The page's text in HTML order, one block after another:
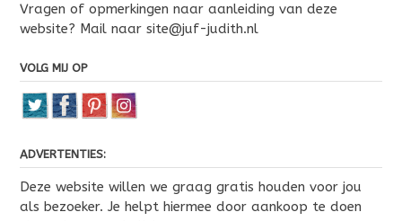
Vragen of opmerkingen naar aanleiding van deze
website? Mail naar site@juf-judith.nl
VOLG MIJ OP
ADVERTENTIES:
Deze website willen we graag gratis houden voor jou
als bezoeker. Je helpt hiermee door aankoop te doen